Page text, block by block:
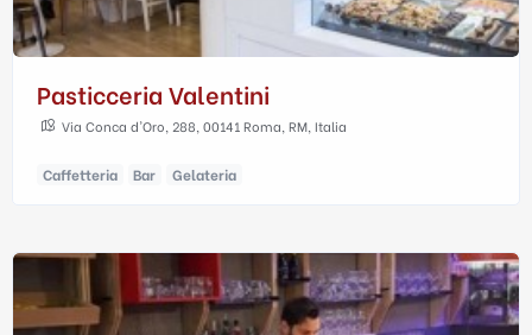
Pasticceria Valentini
Via Conca d'Oro, 288, 00141 Roma, RM, Italia
Caffetteria Bar Gelateria